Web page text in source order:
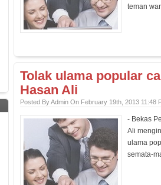
teman
Tolak ulama popular
Hasan Ali
Posted By Admin On February 19th, 2013 11:48
- Bekas
Ali
ulama
semata-